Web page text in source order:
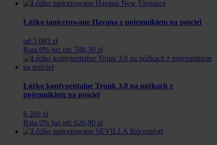
Łóżko tapicerowane Havana z pojemnikiem na pościel
od 5 083 zł
Rata 0% już od: 508,30 zł
Łóżko kontynentalne Trunk 3.0 na nóżkach z
pojemnikiem na pościel
6 269 zł
Rata 0% już od: 626,90 zł